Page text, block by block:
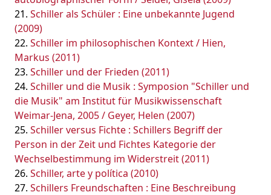
Schiller als Schüler : Eine unbekannte Jugend
(2009)
Schiller im philosophischen Kontext / Hien,
Markus (2011)
Schiller und der Frieden (2011)
Schiller und die Musik : Symposion "Schiller und
die Musik" am Institut für Musikwissenschaft
Weimar-Jena, 2005 / Geyer, Helen (2007)
Schiller versus Fichte : Schillers Begriff der
Person in der Zeit und Fichtes Kategorie der
Wechselbestimmung im Widerstreit (2011)
Schiller, arte y política (2010)
Schillers Freundschaften : Eine Beschreibung